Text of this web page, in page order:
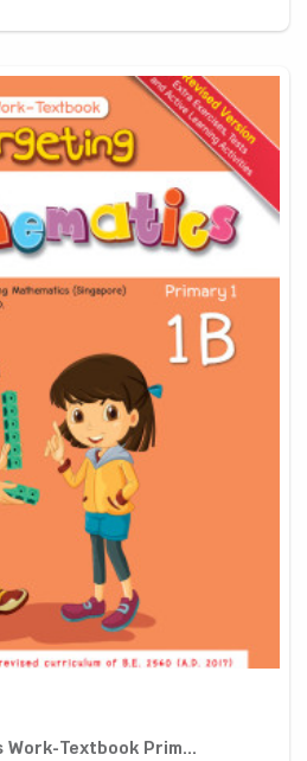
Textbook Prim...